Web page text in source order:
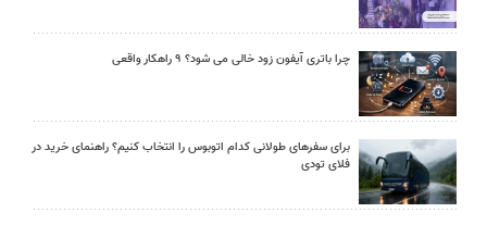
چرا باتری آیفون زود خالی می شود؟ ۹ راهکار واقعی
برای سفرهای طولانی کدام اتوبوس را انتخاب کنیم؟ راهنمای خرید در
فلای تودی